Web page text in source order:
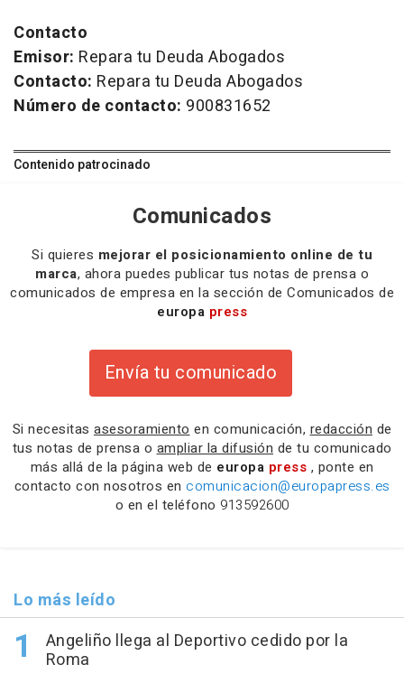
Contacto
Emisor: Repara tu Deuda Abogados
Contacto: Repara tu Deuda Abogados
Número de contacto: 900831652
Contenido patrocinado
Comunicados
Si quieres mejorar el posicionamiento online de tu
marca, ahora puedes publicar tus notas de prensa o
comunicados de empresa en la sección de Comunicados de
europa press
Envía tu comunicado
Si necesitas asesoramiento en comunicación, redacción de
tus notas de prensa o ampliar la difusión de tu comunicado
más allá de la página web de europa press , ponte en
contacto con nosotros en comunicacion@europapress.es
o en el teléfono 913592600
Lo más leído
Angeliño llega al Deportivo cedido por la
Roma